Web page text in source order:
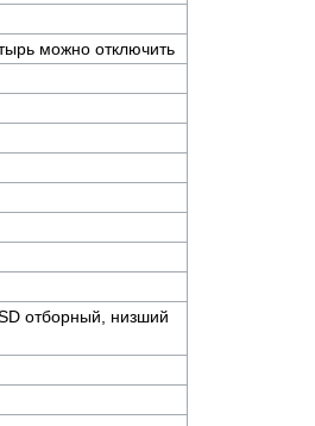
можно отключить
отборный, низший